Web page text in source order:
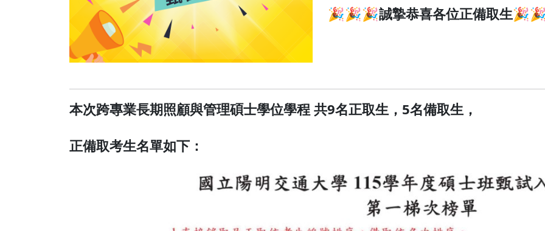
🎉🎉🎉誠摯恭喜各位正備取生
本次跨專業長期照顧與管理碩士學位學程 共9名正取生，5名備取生，
正備取考生名單如下：